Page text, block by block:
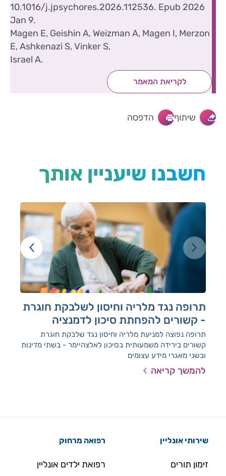
10.1016/j.jpsychores.2026.112536. Epub 2026
Jan 9.
Magen E, Geishin A, Weizman A, Magen I, Merzon
E, Ashkenazi S, Vinker S,
Israel A.
לקריאת המאמר
שיתוף הדפסה
חשבנו שיעניין אותך
תרופה נגד מלריה וחיסון לשלבקת חוגרת
- קשורים להפחתת סיכון לדמנציה
תרופה נפוצה למניעת מלריה וחיסון נגד שלבקת חוגרת
קשורים בירידה משמעותית בסיכון לאלצהיימר - בשתי מדינות
ובשני מאגרי מידע עצומים
להמשך קריאה
שירותי אונליין
זימון תורים
רפואה מרחוק
רפואת ילדים אונליין